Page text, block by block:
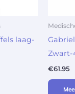
laag-
Zwart-
€61.95